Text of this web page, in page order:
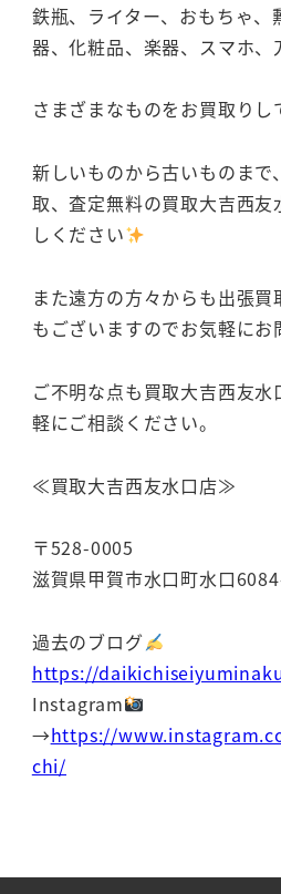
鉄瓶、ライター、おもちゃ
器、化粧品、楽器、スマホ、
さまざまなものをお買取りし
新しいものから古いものまで
取、査定無料の買取大吉西
しください
また遠方の方々からも出張
もございますのでお気軽に
ご不明な点も買取大吉西友
軽にご相談ください。
≪買取大吉西友水口店≫
〒528-0005
滋賀県甲賀市水口町水口
過去のブログ
https://
Instagram
→https://
chi/